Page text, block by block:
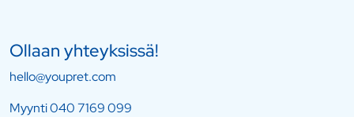
Ollaan yhteyksissä!
hello@youpret.com
Myynti040 7169 099